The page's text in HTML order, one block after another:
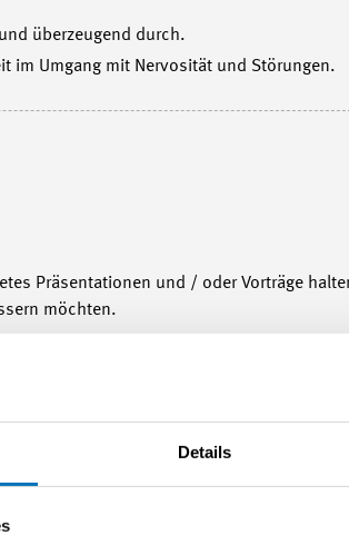
Details
überzeugend durch.
im Umgang mit Nervosität und Störungen.
Präsentationen und / oder Vorträge
möchten.